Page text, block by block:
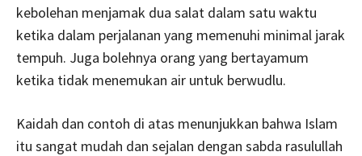
kebolehan menjamak dua salat dalam satu waktu
ketika dalam perjalanan yang memenuhi minimal jarak
tempuh. Juga bolehnya orang yang bertayamum
ketika tidak menemukan air untuk berwudlu.
Kaidah dan contoh di atas menunjukkan bahwa Islam
itu sangat mudah dan sejalan dengan sabda rasulullah